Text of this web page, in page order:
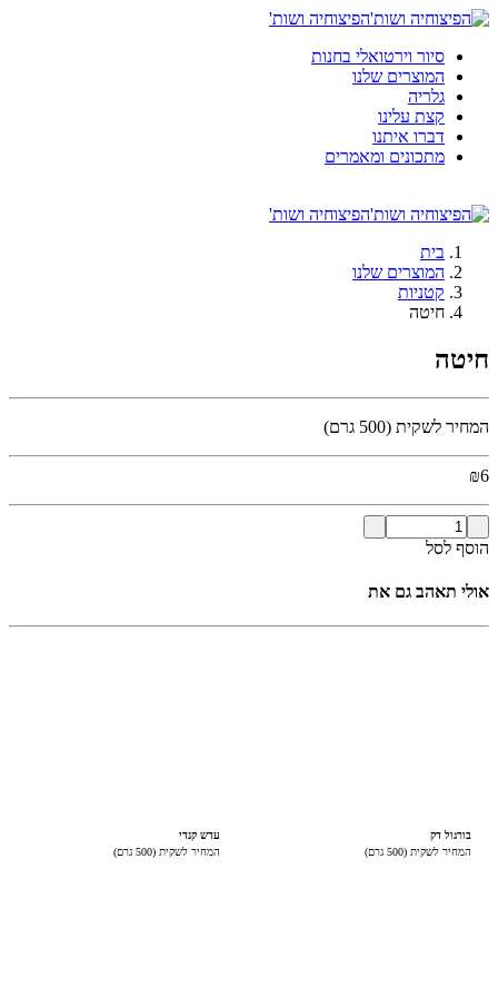
הפיצוחיה ושות'
סיור וירטואלי בחנות
המוצרים שלנו
גלריה
קצת עלינו
דברו איתנו
מתכונים ומאמרים
הפיצוחיה ושות'
בית
המוצרים שלנו
קטניות
חיטה
חיטה
המחיר לשקית (500 גרם)
₪6
הוסף לסל
אולי תאהב גם את
בורגול דק
המחיר לשקית (500 גרם)
עדש קנדי
המחיר לשקית (500 גרם)